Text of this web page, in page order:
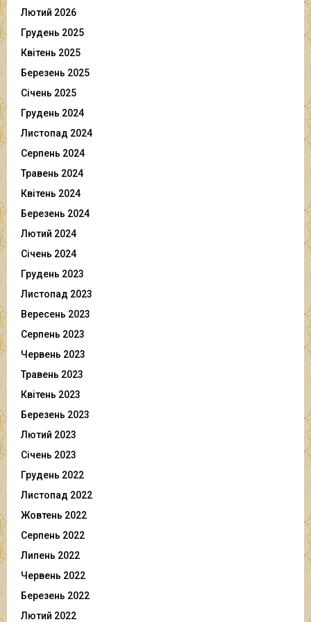
Лютий 2026
Грудень 2025
Квітень 2025
Березень 2025
Січень 2025
Грудень 2024
Листопад 2024
Серпень 2024
Травень 2024
Квітень 2024
Березень 2024
Лютий 2024
Січень 2024
Грудень 2023
Листопад 2023
Вересень 2023
Серпень 2023
Червень 2023
Травень 2023
Квітень 2023
Березень 2023
Лютий 2023
Січень 2023
Грудень 2022
Листопад 2022
Жовтень 2022
Серпень 2022
Липень 2022
Червень 2022
Березень 2022
Лютий 2022